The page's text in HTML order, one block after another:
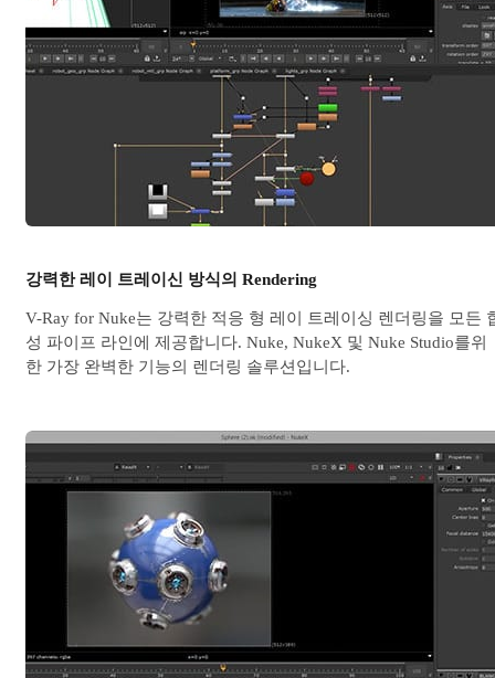
강력한 레이 트레이신 방식의 Rendering
V-Ray for Nuke는 강력한 적응 형 레이 트레이싱 렌더링을 모든
성 파이프 라인에 제공합니다. Nuke, NukeX 및 Nuke Studio를위
한 가장 완벽한 기능의 렌더링 솔루션입니다.